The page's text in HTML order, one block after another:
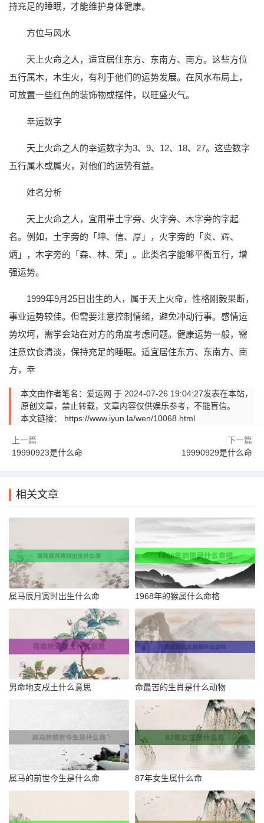
持充足的睡眠，才能维护身体健康。
方位与风水
天上火命之人，适宜居住东方、东南方、南方。这些方位
五行属木，木生火，有利于他们的运势发展。在风水布局上，
可放置一些红色的装饰物或摆件，以旺盛火气。
幸运数字
天上火命之人的幸运数字为3、9、12、18、27。这些数字
五行属木或属火，对他们的运势有益。
姓名分析
天上火命之人，宜用带土字旁、火字旁、木字旁的字起
名。例如，土字旁的「坤、信、厚」，火字旁的「炎、辉、
炳」，木字旁的「森、林、荣」。此类名字能够平衡五行，增
强运势。
1999年9月25日出生的人，属于天上火命，性格刚毅果断，
事业运势较佳。但需要注意控制情绪，避免冲动行事。感情运
势坎坷，需学会站在对方的角度考虑问题。健康运势一般，需
注意饮食清淡，保持充足的睡眠。适宜居住东方、东南方、南
方，幸
本文由作者笔名：爱运网 于 2024-07-26 19:04:27发表在本站，
原创文章，禁止转载，文章内容仅供娱乐参考，不能盲信。
本文链接： https://www.iyun.la/wen/10068.html
上一篇
19990923是什么命
下一篇
19990929是什么命
相关文章
属马辰月寅时出生什么命 1968年的猴属什么命格
男命地支戌土什么意思 命最苦的生肖是什么动物
属马的前世今生是什么命 87年女生属什么命